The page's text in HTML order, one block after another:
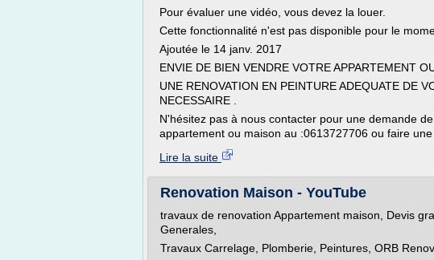
Pour évaluer une vidéo, vous devez la louer.
Cette fonctionnalité n'est pas disponible pour le
Ajoutée le 14 janv. 2017
ENVIE DE BIEN VENDRE VOTRE APPARTEMENT
UNE RENOVATION EN PEINTURE ADEQUATE DE
NECESSAIRE .
N'hésitez pas à nous contacter pour une demande
appartement ou maison au :0613727706 ou faire une
Lire la suite
Renovation Maison - YouTube
travaux de renovation Appartement maison, Devis
Generales,
Travaux Carrelage, Plomberie, Peintures, ORB